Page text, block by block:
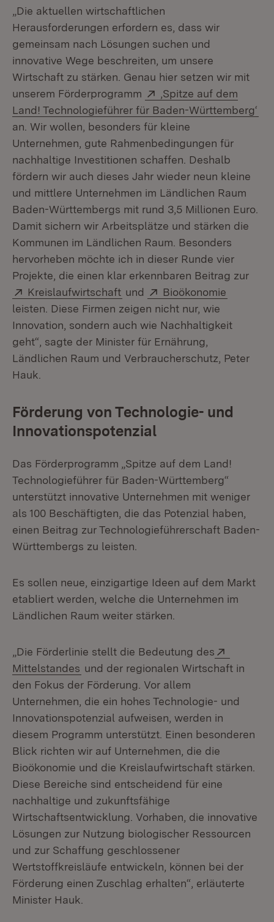
„Die aktuellen wirtschaftlichen
Herausforderungen erfordern es, dass wir
gemeinsam nach Lösungen suchen und
innovative Wege beschreiten, um unsere
Wirtschaft zu stärken. Genau hier setzen wir mit
unserem Förderprogramm
Extern:
,Spitze auf dem
Land! Technologieführer für Baden-Württemberg‘
an. Wir wollen, besonders für kleine
Unternehmen, gute Rahmenbedingungen für
nachhaltige Investitionen schaffen. Deshalb
fördern wir auch dieses Jahr wieder neun kleine
und mittlere Unternehmen im Ländlichen Raum
Baden-Württembergs mit rund 3,5 Millionen Euro.
Damit sichern wir Arbeitsplätze und stärken die
Kommunen im Ländlichen Raum. Besonders
hervorheben möchte ich in dieser Runde vier
Projekte, die einen klar erkennbaren Beitrag zur
Extern:
Kreislaufwirtschaft (Öffnet in neuem Fenster)
und Extern:
Bioökonomie
leisten. Diese Firmen zeigen nicht nur, wie
Innovation, sondern auch wie Nachhaltigkeit
geht“, sagte der Minister für Ernährung,
Ländlichen Raum und Verbraucherschutz, Peter
Hauk.
Förderung von Technologie- und
Innovationspotenzial
Das Förderprogramm „Spitze auf dem Land!
Technologieführer für Baden-Württemberg“
unterstützt innovative Unternehmen mit weniger
als 100 Beschäftigten, die das Potenzial haben,
einen Beitrag zur Technologieführerschaft Baden-
Württembergs zu leisten.
Es sollen neue, einzigartige Ideen auf dem Markt
etabliert werden, welche die Unternehmen im
Ländlichen Raum weiter stärken.
„Die Förderlinie stellt die Bedeutung des
Mittelstandes (Öffnet in neuem Fenster)
und der regionalen Wirtschaft in
den Fokus der Förderung. Vor allem
Unternehmen, die ein hohes Technologie- und
Innovationspotenzial aufweisen, werden in
diesem Programm unterstützt. Einen besonderen
Blick richten wir auf Unternehmen, die die
Bioökonomie und die Kreislaufwirtschaft stärken.
Diese Bereiche sind entscheidend für eine
nachhaltige und zukunftsfähige
Wirtschaftsentwicklung. Vorhaben, die innovative
Lösungen zur Nutzung biologischer Ressourcen
und zur Schaffung geschlossener
Wertstoffkreisläufe entwickeln, können bei der
Förderung einen Zuschlag erhalten“, erläuterte
Minister Hauk.